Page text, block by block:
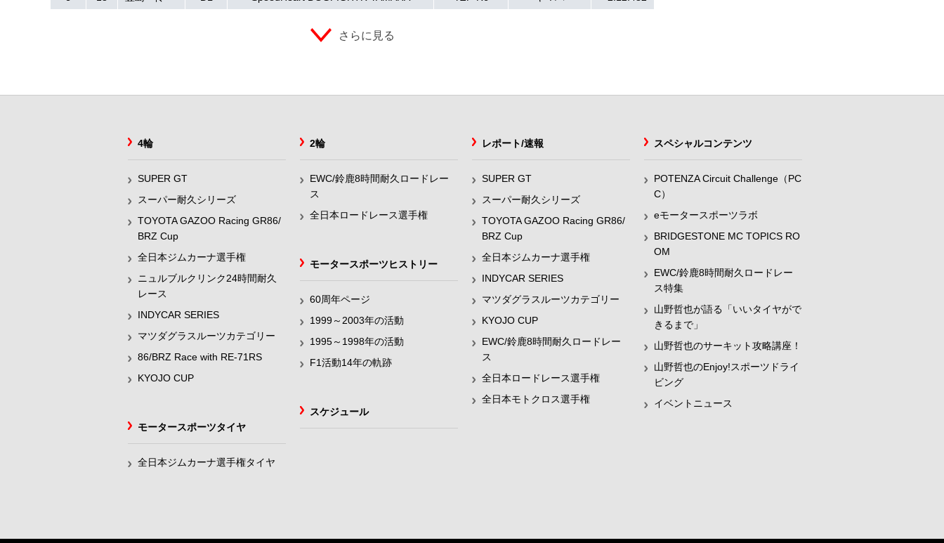
さらに見る
4輪
SUPER GT
スーパー耐久シリーズ
TOYOTA GAZOO Racing GR86/
BRZ Cup
全日本ジムカーナ選手権
ニュルブルクリンク24時間耐久
レース
INDYCAR SERIES
マツダグラスルーツカテゴリー
86/BRZ Race with RE-71RS
KYOJO CUP
2輪
EWC/鈴鹿8時間耐久ロードレー
ス
全日本ロードレース選手権
レポート/速報
SUPER GT
スーパー耐久シリーズ
TOYOTA GAZOO Racing GR86/
BRZ Cup
全日本ジムカーナ選手権
INDYCAR SERIES
マツダグラスルーツカテゴリー
KYOJO CUP
EWC/鈴鹿8時間耐久ロードレー
ス
全日本ロードレース選手権
全日本モトクロス選手権
スペシャルコンテンツ
POTENZA Circuit Challenge（PC
C）
eモータースポーツラボ
BRIDGESTONE MC TOPICS RO
OM
EWC/鈴鹿8時間耐久ロードレー
ス特集
山野哲也が語る「いいタイヤがで
きるまで」
山野哲也のサーキット攻略講座！
山野哲也のEnjoy!スポーツドライ
ビング
イベントニュース
モータースポーツヒストリー
60周年ページ
1999～2003年の活動
1995～1998年の活動
F1活動14年の軌跡
スケジュール
モータースポーツタイヤ
全日本ジムカーナ選手権タイヤ